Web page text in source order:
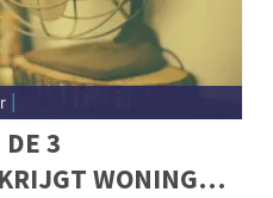
|
DE 3
WONING